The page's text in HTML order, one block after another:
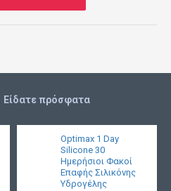
Είδατε πρόσφατα
Optimax 1 Day
Silicone 30
Ημερήσιοι Φακοί
Επαφής Σιλικόνης
Υδρογέλης